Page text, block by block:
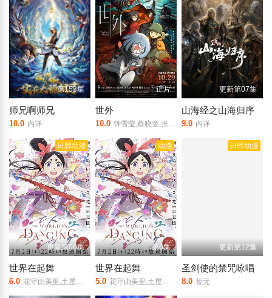
第153集
师兄啊师兄
10.0 内详
正片
世外
10.0 钟雪莹,蔡晓童,张继聪
更新第07集
山海经之山海归序
9.0 内详
日韩动漫
更新第06集
世界在起舞
6.0 花守由美里,土屋神叶,内田真礼,朴璐美,樱井孝宏 Takahiro Sakurai,小西克幸 Katsuyuki Konishi,飞田展男,能登麻美子 Mamiko Noto,水濑祈 Inori Minase,石谷春贵,瀬戸芭月
动漫
第6集
世界在起舞
5.0 花守由美里,土屋神叶,内田真礼,朴璐美,樱井孝宏 Takahiro Sakurai,小西克幸 Katsuyuki Konishi,飞田展男,能登麻美子 Mamiko Noto,水濑祈
日韩动漫
更新第12集
圣剑使的禁咒咏唱
8.0 暂无